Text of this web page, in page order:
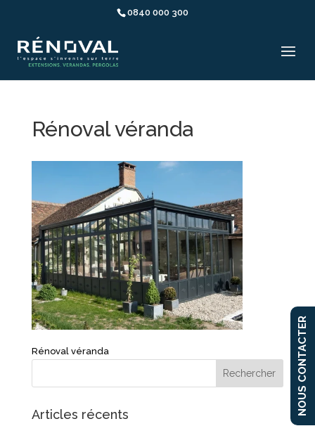
0840 000 300
Rénoval véranda
Rénoval véranda
Articles récents NOUS CONTACTER